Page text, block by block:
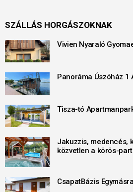
SZÁLLÁS HORGÁSZOKNAK
Vivien Nyaraló
Panoráma Úszóház 1
Tisza-tó
Jakuzzis, medencés,
közvetlen a körös-
CsapatBázis